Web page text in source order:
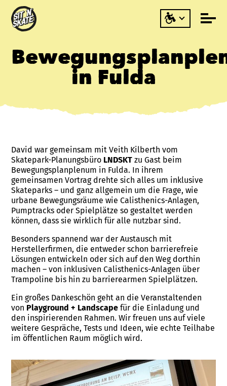
in Fulda
David war gemeinsam mit Veith Kilberth vom
Skatepark-Planungsbüro LNDSKT zu Gast beim
Bewegungsplanplenum in Fulda. In ihrem
gemeinsamen Vortrag drehte sich alles um inklusive
Skateparks – und ganz allgemein um die Frage, wie
urbane Bewegungsräume wie Calisthenics-Anlagen,
Pumptracks oder Spielplätze so gestaltet werden
können, dass sie wirklich für alle nutzbar sind.
Besonders spannend war der Austausch mit
Herstellerfirmen, die entweder schon barrierefreie
Lösungen entwickeln oder sich auf den Weg dorthin
machen – von inklusiven Calisthenics-Anlagen über
Trampoline bis hin zu barrierearmen Spielplätzen.
Ein großes Dankeschön geht an die Veranstaltenden
von Playground + Landscape für die Einladung und
den inspirierenden Rahmen. Wir freuen uns auf viele
weitere Gespräche, Tests und Ideen, wie echte Teilhabe
im öffentlichen Raum möglich wird.